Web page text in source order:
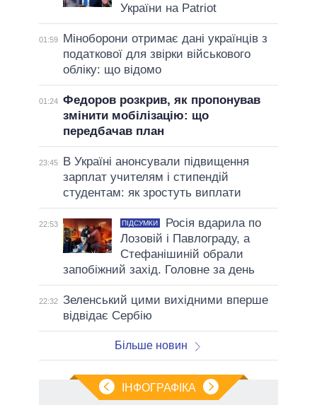
України на Patriot
01:59
Міноборони отримає дані українців з
податкової для звірки військового
обліку: що відомо
01:24 Федоров розкрив, як пропонував
змінити мобілізацію: що
передбачав план
23:45
В Україні анонсували підвищення
зарплат учителям і стипендій
студентам: як зростуть виплати
22:53 ПІДСУМКИ
Росія вдарила по
Лозовій і Павлограду, а
Стефанішиній обрали
запобіжний захід. Головне за день
22:32 Зеленський цими вихідними вперше
відвідає Сербію
Більше новин
ІНФОГРАФІКА